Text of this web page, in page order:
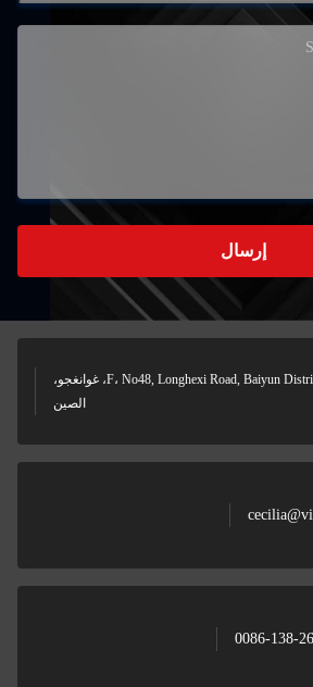
إرسال
4/F، No48, Longhexi Road, Baiyun District، غوانغجو،
الصين
0086-